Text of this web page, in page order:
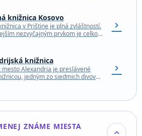
knižnica Kosovo
v Prištine je plná zvláštností.
nezvyčajným prvkom je celkový
chevron_right
knižnica
mesto Alexandria je preslávené
jedným zo siedmich divov
chevron_right
ZNÁME MIESTA
expand_more